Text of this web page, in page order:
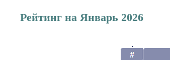
Рейтинг на Январь 2026